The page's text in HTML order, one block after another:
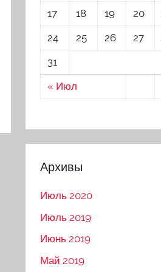
« Июл
17
18 19 20
24
25 26 27
31
Архивы
Июль 2020
Июль 2019
Июнь 2019
Май 2019